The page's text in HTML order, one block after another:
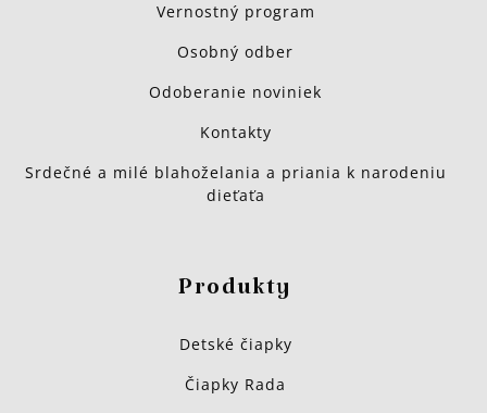
Vernostný program
Osobný odber
Odoberanie noviniek
Kontakty
Srdečné a milé blahoželania a priania k narodeniu
dieťaťa
Produkty
Detské čiapky
Čiapky Rada